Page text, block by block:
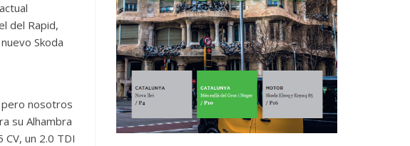
del Rapid,
Skoda
pero nosotros
su Alhambra
un 2.0 TDI